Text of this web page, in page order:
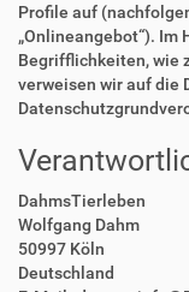
Profile auf
„Onlineangebot“). Im
Begrifflichkeiten, wie
verweisen wir auf die
DahmsTierleben
Wolfgang Dahm
50997 Köln
Deutschland